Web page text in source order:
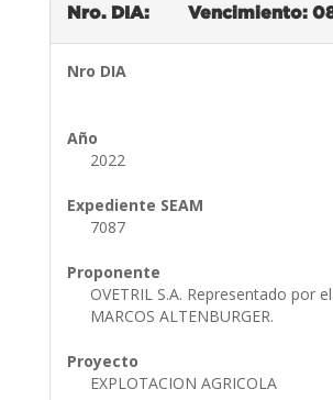
Nro. DIA: Vencimiento:
Nro DIA
Año
2022
Expediente SEAM
7087
Proponente
OVETRIL S.A. Representado por
MARCOS ALTENBURGER.
Proyecto
EXPLOTACION AGRICOLA